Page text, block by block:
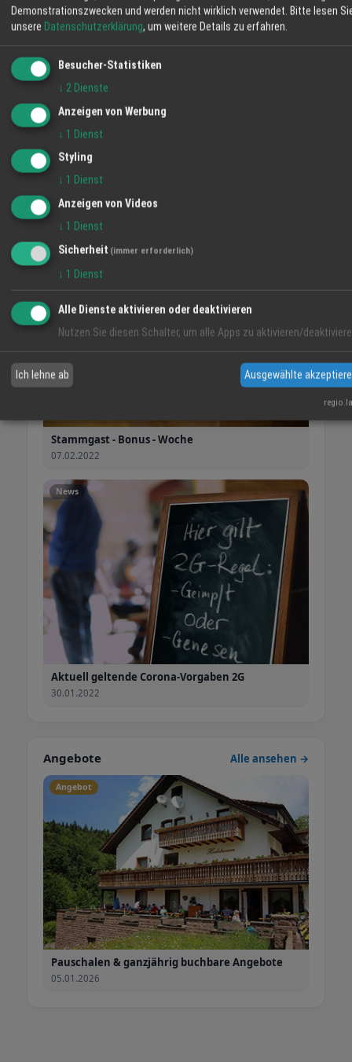
News
Neue Preise 2026 jetzt online!
05.01.2026
News
Stammgast - Bonus - Woche
07.02.2022
News
Aktuell geltende Corona-Vorgaben 2G
30.01.2022
Angebote Alle ansehen →
Angebot
Pauschalen & ganzjährig buchbare Angebote
05.01.2026
Demonstrationszwecken und werden nicht wirklich verwendet. Bitte lesen
unsere Datenschutzerklärung, um weitere Details zu erfahren.
Besucher-Statistiken
↓ 2 Dienste
Anzeigen von Werbung
↓ 1 Dienst
Styling
↓ 1 Dienst
Anzeigen von Videos
↓ 1 Dienst
Sicherheit (immer erforderlich)
↓ 1 Dienst
Alle Dienste aktivieren oder deaktivieren
Nutzen Sie diesen Schalter, um alle Apps zu aktivieren/
Ich lehne ab Ausgewählte